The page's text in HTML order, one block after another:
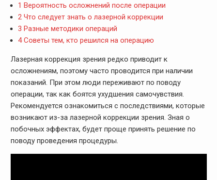
1 Вероятность осложнений после операции
2 Что следует знать о лазерной коррекции
3 Разные методики операций
4Советы тем, кто решился на операцию
Лазерная коррекция зрения редко приводит к
осложнениям, поэтому часто проводится при наличии
показаний. При этом люди переживают по поводу
операции, так как боятся ухудшения самочувствия.
Рекомендуется ознакомиться с последствиями, которые
возникают из-за лазерной коррекции зрения. Зная о
побочных эффектах, будет проще принять решение по
поводу проведения процедуры.